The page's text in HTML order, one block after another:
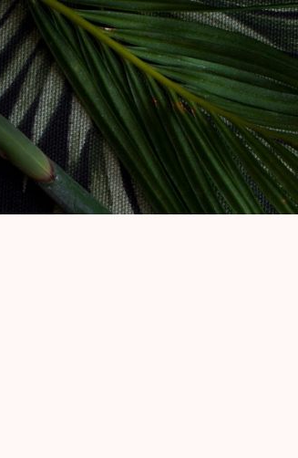
Pular para o conteúdo principal